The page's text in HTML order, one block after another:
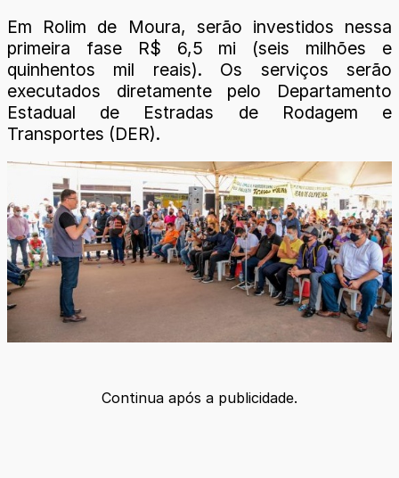
Em Rolim de Moura, serão investidos nessa
primeira fase R$ 6,5 mi (seis milhões e
quinhentos mil reais). Os serviços serão
executados diretamente pelo Departamento
Estadual de Estradas de Rodagem e
Transportes (DER).
Continua após a publicidade.